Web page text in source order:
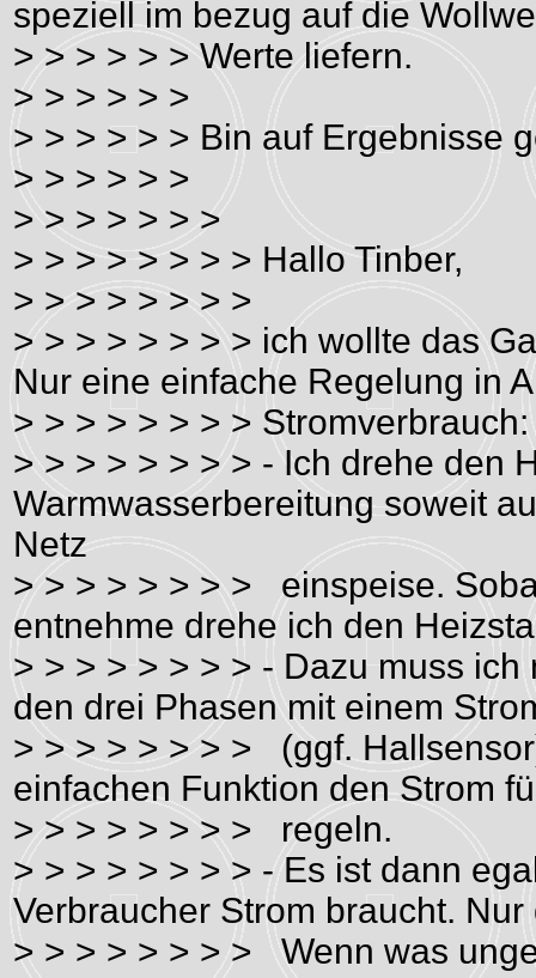
speziell im bezug auf die
> > > > > > Werte liefern.
> > > > > >
> > > > > > Bin auf Ergebnisse
> > > > > >
> > > > > > >
> > > > > > > > Hallo Tinber,
> > > > > > > >
> > > > > > > > ich wollte das
Nur eine einfache Regelung in
> > > > > > > > Stromverbrauch:
> > > > > > > > - Ich drehe den
Warmwasserbereitung soweit
Netz
> > > > > > > > einspeise.
entnehme drehe ich den
> > > > > > > > - Dazu muss
den drei Phasen mit einem
> > > > > > > > (ggf.
einfachen Funktion den Strom
> > > > > > > > regeln.
> > > > > > > > - Es ist dann
Verbraucher Strom braucht.
> > > > > > > > Wenn was